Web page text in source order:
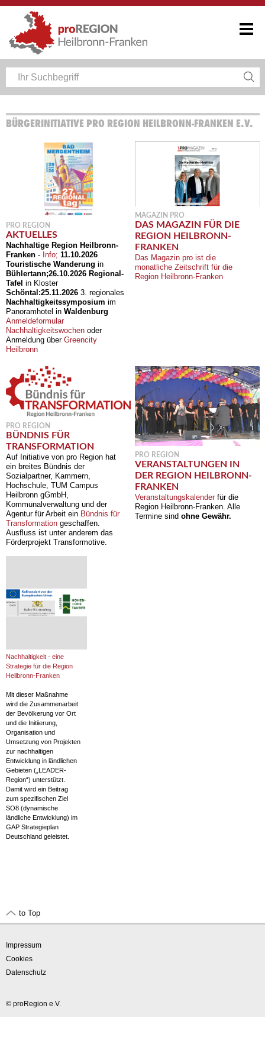
BÜRGERINITIATIVE PRO REGION HEILBRONN-FRANKEN E.V.
PRO REGION
AKTUELLES
Nachhaltige Region Heilbronn-
Franken - Info; 11.10.2026
Touristische Wanderung in
Bühlertann;26.10.2026 Regional-
Tafel in Kloster
Schöntal:25.11.2026 3. regionales
Nachhaltigkeitssymposium im
Panoramhotel in Waldenburg
Anmeldeformular
Nachhaltigkeitswochen oder
Anmeldung über Greencity
Heilbronn
MAGAZIN PRO
DAS MAGAZIN FÜR DIE
REGION HEILBRONN-
FRANKEN
Das Magazin pro ist die
monatliche Zeitschrift für die
Region Heilbronn-Franken
PRO REGION
BÜNDNIS FÜR
TRANSFORMATION
Auf Initiative von pro Region hat
ein breites Bündnis der
Sozialpartner, Kammern,
Hochschule, TUM Campus
Heilbronn gGmbH,
Kommunalverwaltung und der
Agentur für Arbeit ein Bündnis für
Transformation geschaffen.
Ausfluss ist unter anderem das
Förderprojekt Transformotive.
PRO REGION
VERANSTALTUNGEN IN
DER REGION HEILBRONN-
FRANKEN
Veranstaltungskalender für die
Region Heilbronn-Franken. Alle
Termine sind ohne Gewähr.
Nachhaltigkeit - eine
Strategie für die Region
Heilbronn-Franken
Mit dieser Maßnahme
wird die Zusammenarbeit
der Bevölkerung vor Ort
und die Initiierung,
Organisation und
Umsetzung von Projekten
zur nachhaltigen
Entwicklung in ländlichen
Gebieten („LEADER-
Region“) unterstützt.
Damit wird ein Beitrag
zum spezifischen Ziel
SO8 (dynamische
ländliche Entwicklung) im
GAP Strategieplan
Deutschland geleistet.
to Top
Impressum
Cookies
Datenschutz
© proRegion e.V.